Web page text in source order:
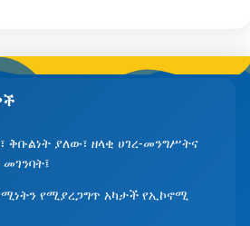
ቅቡልነት ያለው፣ ዘላቂ ሀገረ-መንግሥትና
የሚያረጋግጥ አካታች የኢኮኖሚ